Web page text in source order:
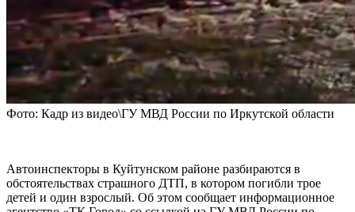
Фото: Кадр из видео\ГУ МВД России по Иркутской области
Автоинспекторы в Куйтунском районе разбираются в
обстоятельствах страшного ДТП, в котором погибли трое
детей и один взрослый. Об этом сообщает информационное